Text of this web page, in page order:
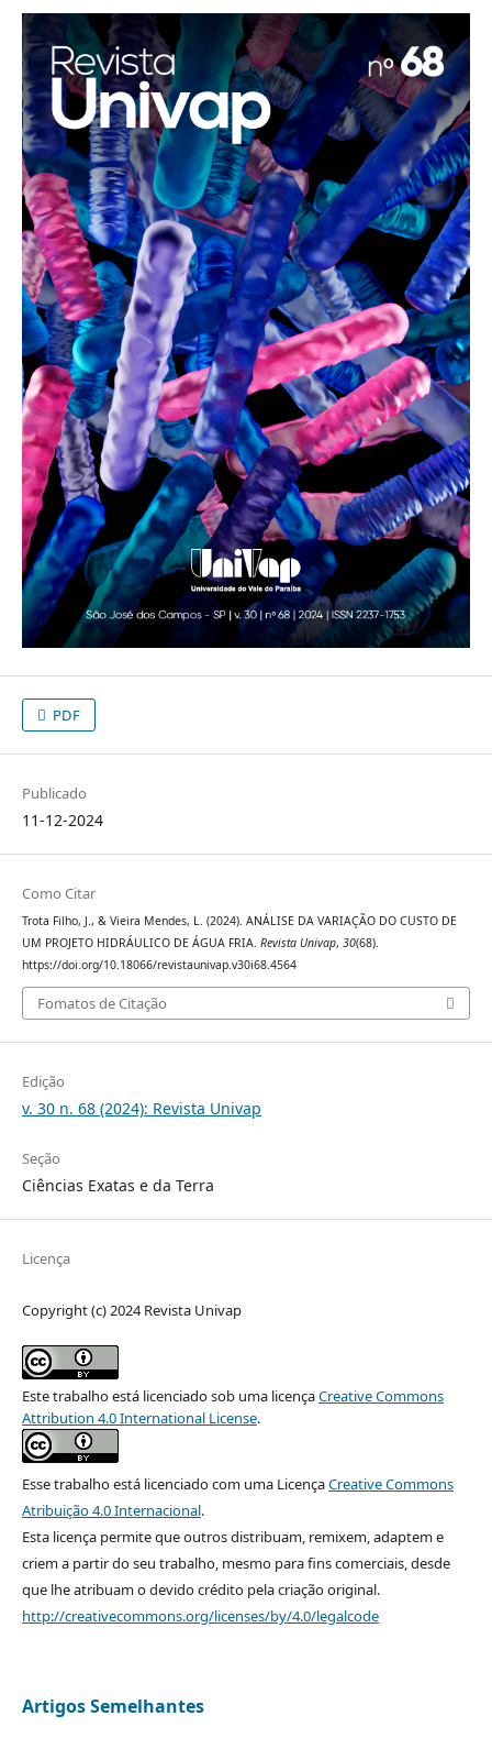
PDF
Publicado
11-12-2024
Como Citar
Trota Filho, J., & Vieira Mendes, L. (2024). ANÁLISE DA VARIAÇÃO DO CUSTO DE
UM PROJETO HIDRÁULICO DE ÁGUA FRIA. Revista Univap, 30(68).
https://doi.org/10.18066/revistaunivap.v30i68.4564
Fomatos de Citação
Edição
v. 30 n. 68 (2024): Revista Univap
Seção
Ciências Exatas e da Terra
Licença
Copyright (c) 2024 Revista Univap
Este trabalho está licenciado sob uma licençaCreative Commons
Attribution 4.0 International License.
Esse trabalho está licenciado com uma LicençaCreative Commons
Atribuição 4.0 Internacional.
Esta licença permite que outros distribuam, remixem, adaptem e
criem a partir do seu trabalho, mesmo para fins comerciais, desde
que lhe atribuam o devido crédito pela criação original.
http://creativecommons.org/licenses/by/4.0/legalcode
Artigos Semelhantes